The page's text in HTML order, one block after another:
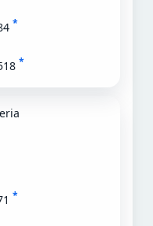
*
*
*